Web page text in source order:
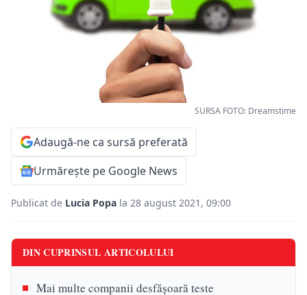
SURSA FOTO: Dreamstime
Adaugă-ne ca sursă preferată
Urmărește pe Google News
Publicat de Lucia Popa la 28 august 2021, 09:00
DIN CUPRINSUL ARTICOLULUI
Mai multe companii desfășoară teste